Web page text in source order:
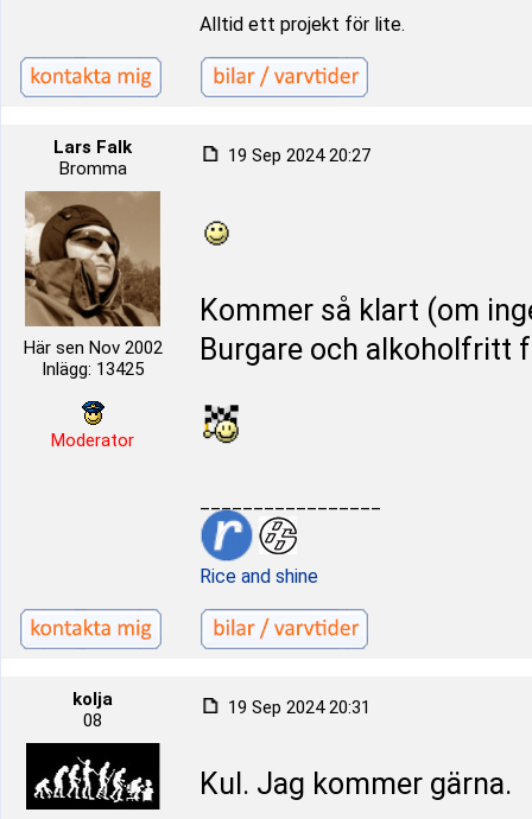
Alltid ett projekt för lite.
Lars Falk
Bromma
Här sen Nov 2002
Inlägg: 13425
Moderator
19 Sep 2024 20:27
Kommer så klart (om
Burgare och alkoholfritt
Rice and shine
kolja
08
19 Sep 2024 20:31
Kul. Jag kommer gärna.